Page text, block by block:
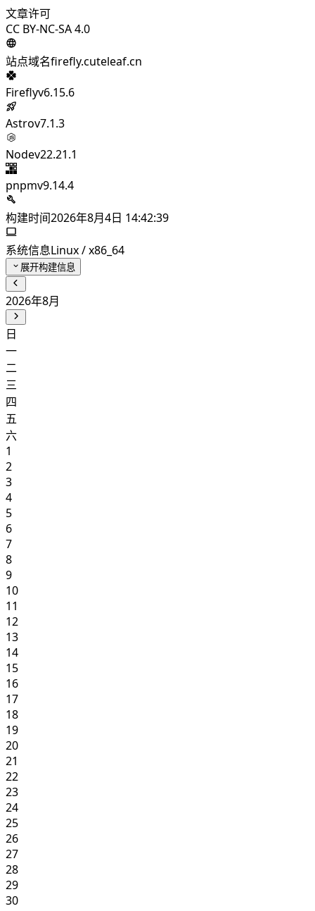
文章许可
CC BY-NC-SA 4.0
站点域名firefly.cuteleaf.cn
Fireflyv6.15.6
Astrov7.1.3
Nodev22.21.1
pnpmv9.14.4
构建时间2026年8月4日 14:42:39
系统信息Linux / x86_64
展开构建信息
2026年8月
日
一
二
三
四
五
六
1
2
3
4
5
6
7
8
9
10
11
12
13
14
15
16
17
18
19
20
21
22
23
24
25
26
27
28
29
30